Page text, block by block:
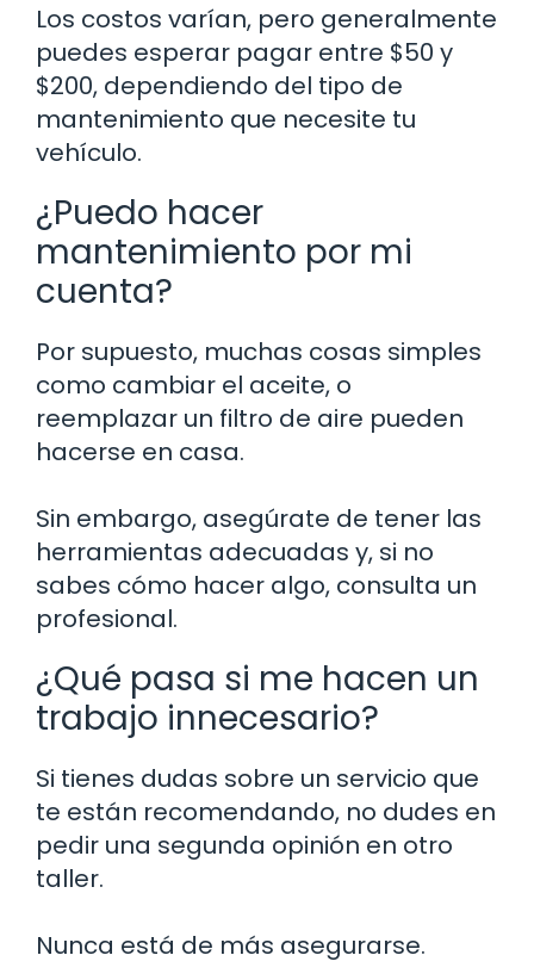
Los costos varían, pero generalmente
puedes esperar pagar entre $50 y
$200, dependiendo del tipo de
mantenimiento que necesite tu
vehículo.
¿Puedo hacer
mantenimiento por mi
cuenta?
Por supuesto, muchas cosas simples
como cambiar el aceite, o
reemplazar un filtro de aire pueden
hacerse en casa.
Sin embargo, asegúrate de tener las
herramientas adecuadas y, si no
sabes cómo hacer algo, consulta un
profesional.
¿Qué pasa si me hacen un
trabajo innecesario?
Si tienes dudas sobre un servicio que
te están recomendando, no dudes en
pedir una segunda opinión en otro
taller.
Nunca está de más asegurarse.